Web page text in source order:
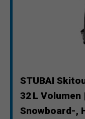
STUBAI
32 L
Snowboard-,